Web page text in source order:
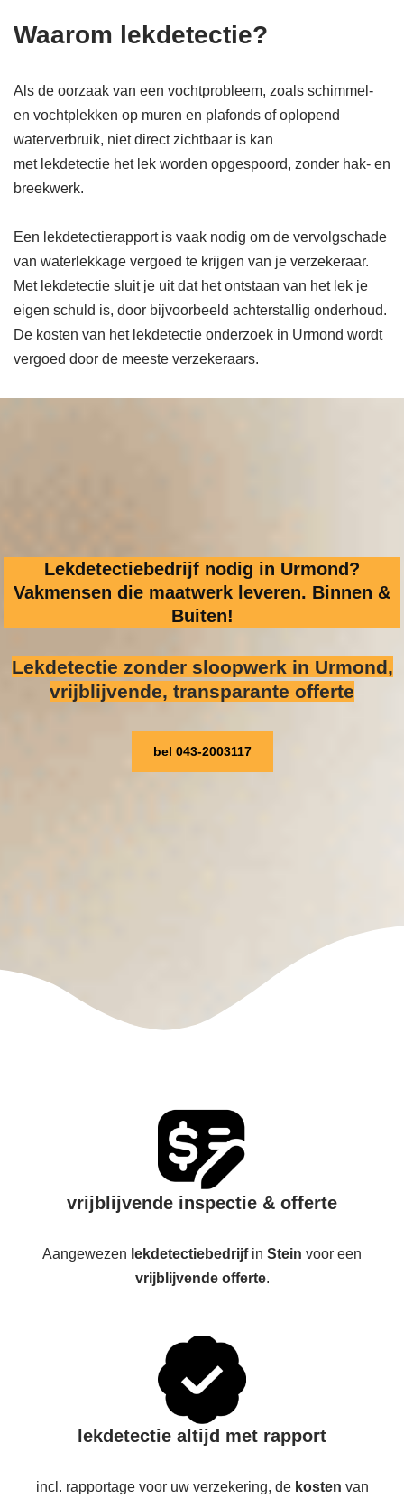
Waarom lekdetectie?
Als de oorzaak van een vochtprobleem, zoals schimmel-
en vochtplekken op muren en plafonds of oplopend
waterverbruik, niet direct zichtbaar is kan
met lekdetectie het lek worden opgespoord, zonder hak- en
breekwerk.
Een lekdetectierapport is vaak nodig om de vervolgschade
van waterlekkage vergoed te krijgen van je verzekeraar.
Met lekdetectie sluit je uit dat het ontstaan van het lek je
eigen schuld is, door bijvoorbeeld achterstallig onderhoud.
De kosten van het lekdetectie onderzoek in Urmond wordt
vergoed door de meeste verzekeraars.
Lekdetectiebedrijf nodig in Urmond?
Vakmensen die maatwerk leveren. Binnen &
Buiten!
Lekdetectie zonder sloopwerk in Urmond,
vrijblijvende, transparante offerte
bel 043-2003117
vrijblijvende inspectie & offerte
Aangewezen lekdetectiebedrijfin Stein voor een
vrijblijvende offerte.
lekdetectie altijd met rapport
incl. rapportage voor uw verzekering, de kosten van